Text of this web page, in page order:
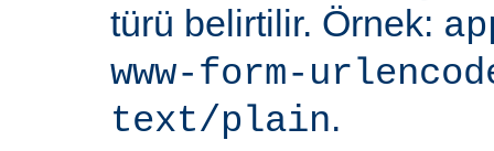
türü belirtilir. Örnek:
www-form-
text/plain.